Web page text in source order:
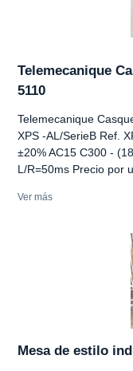
Telemecanique
5110
Telemecanique
XPS -AL/SerieB Ref.
±20% AC15 C300 -
L/R=50ms Precio por
Ver más
Mesa de estilo